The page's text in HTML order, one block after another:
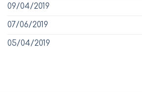
09/04/2019
07/06/2019
05/04/2019